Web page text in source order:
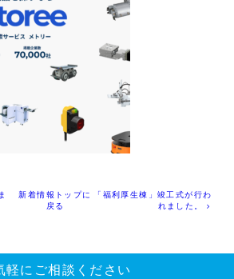
「福利厚生棟」竣工式が行わ
れました。
新着情報トップに
戻る
軽にご相談ください